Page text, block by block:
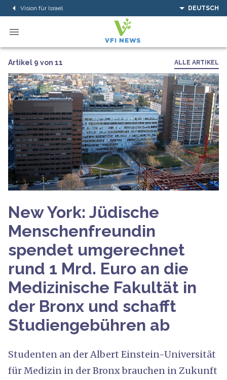
Vision für Israel DEUTSCH
Artikel 9 von 11 ALLE ARTIKEL
New York: Jüdische
Menschenfreundin
spendet umgerechnet
rund 1 Mrd. Euro an die
Medizinische Fakultät in
der Bronx und schafft
Studiengebühren ab
Studenten an der Albert Einstein-Universität
für Medizin in der Bronx brauchen in Zukunft